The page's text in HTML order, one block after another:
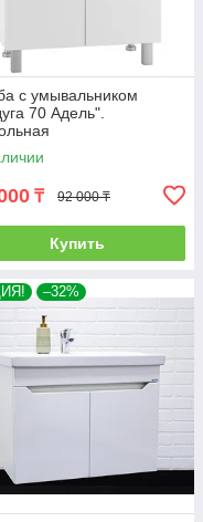
с умывальником
70 Адель".
₸ 92 000 ₸
Купить
–32%